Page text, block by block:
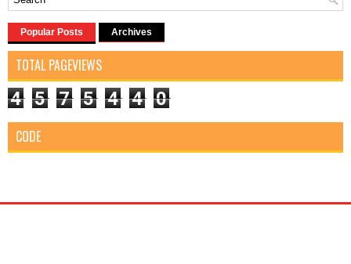
Popular Posts Archives
TOTAL PAGEVIEWS
4 5 7 5 4 4 0
CODE